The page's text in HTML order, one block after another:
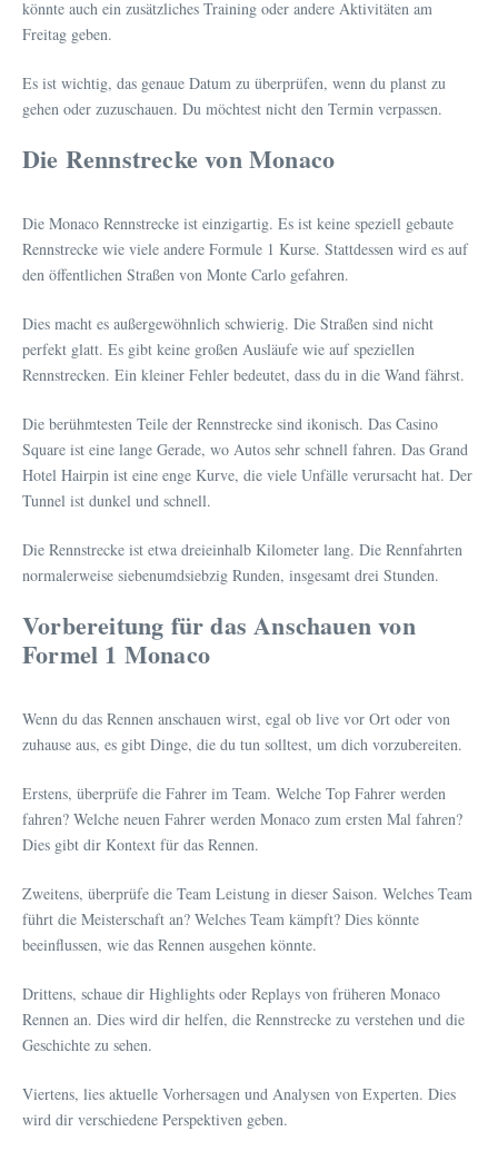
könnte auch ein zusätzliches Training oder andere Aktivitäten am
Freitag geben.
Es ist wichtig, das genaue Datum zu überprüfen, wenn du planst zu
gehen oder zuzuschauen. Du möchtest nicht den Termin verpassen.
Die Rennstrecke von Monaco
Die Monaco Rennstrecke ist einzigartig. Es ist keine speziell gebaute
Rennstrecke wie viele andere Formule 1 Kurse. Stattdessen wird es auf
den öffentlichen Straßen von Monte Carlo gefahren.
Dies macht es außergewöhnlich schwierig. Die Straßen sind nicht
perfekt glatt. Es gibt keine großen Ausläufe wie auf speziellen
Rennstrecken. Ein kleiner Fehler bedeutet, dass du in die Wand fährst.
Die berühmtesten Teile der Rennstrecke sind ikonisch. Das Casino
Square ist eine lange Gerade, wo Autos sehr schnell fahren. Das Grand
Hotel Hairpin ist eine enge Kurve, die viele Unfälle verursacht hat. Der
Tunnel ist dunkel und schnell.
Die Rennstrecke ist etwa dreieinhalb Kilometer lang. Die Rennfahrten
normalerweise siebenumdsiebzig Runden, insgesamt drei Stunden.
Vorbereitung für das Anschauen von
Formel 1 Monaco
Wenn du das Rennen anschauen wirst, egal ob live vor Ort oder von
zuhause aus, es gibt Dinge, die du tun solltest, um dich vorzubereiten.
Erstens, überprüfe die Fahrer im Team. Welche Top Fahrer werden
fahren? Welche neuen Fahrer werden Monaco zum ersten Mal fahren?
Dies gibt dir Kontext für das Rennen.
Zweitens, überprüfe die Team Leistung in dieser Saison. Welches Team
führt die Meisterschaft an? Welches Team kämpft? Dies könnte
beeinflussen, wie das Rennen ausgehen könnte.
Drittens, schaue dir Highlights oder Replays von früheren Monaco
Rennen an. Dies wird dir helfen, die Rennstrecke zu verstehen und die
Geschichte zu sehen.
Viertens, lies aktuelle Vorhersagen und Analysen von Experten. Dies
wird dir verschiedene Perspektiven geben.